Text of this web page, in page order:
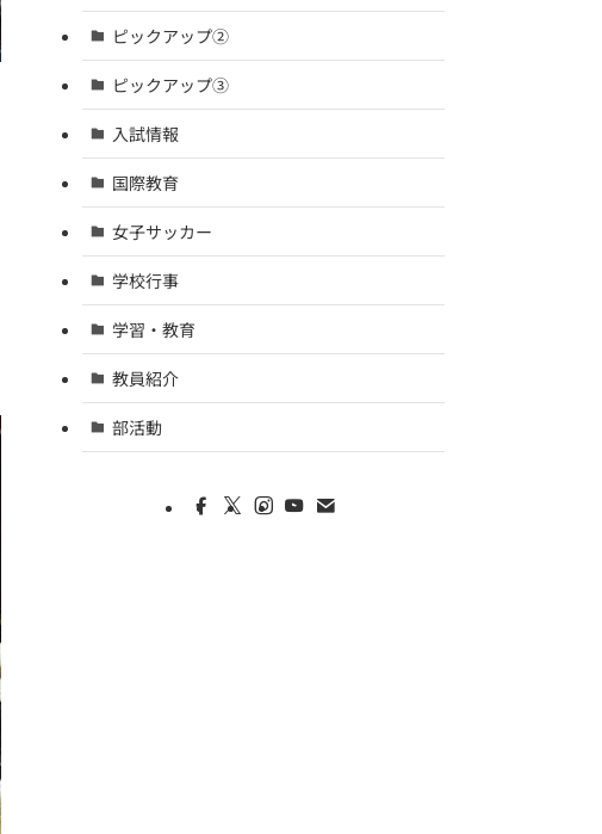
ピックアップ②
ピックアップ③
入試情報
国際教育
女子サッカー
学校行事
学習・教育
教員紹介
部活動